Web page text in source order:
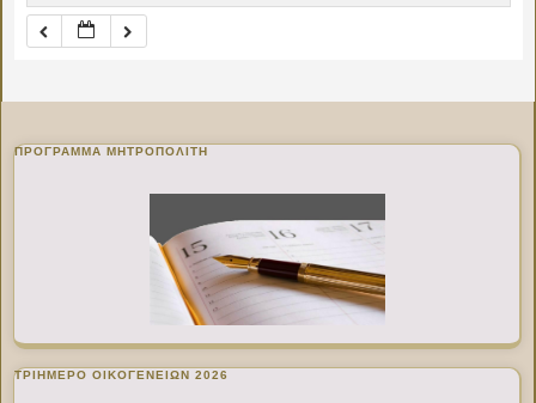
ΠΡΌΓΡΑΜΜΑ ΜΗΤΡΟΠΟΛΊΤΗ
ΤΡΙΗΜΕΡΟ ΟΙΚΟΓΕΝΕΙΩΝ 2026